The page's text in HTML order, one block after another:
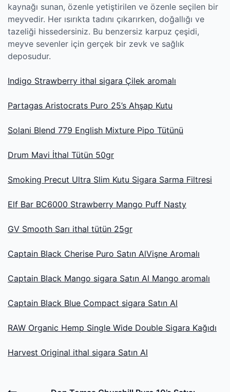
kaynağı sunan, özenle yetiştirilen ve özenle seçilen bir
meyvedir. Her ısırıkta tadını çıkarırken, doğallığı ve
tazeliği hissedersiniz. Bu benzersiz karpuz çeşidi,
meyve sevenler için gerçek bir zevk ve sağlık
deposudur.
Indigo Strawberry ithal sigara Çilek aromalı
Partagas Aristocrats Puro 25’s Ahşap Kutu
Solani Blend 779 English Mixture Pipo Tütünü
Drum Mavi İthal Tütün 50gr
Smoking Precut Ultra Slim Kutu Sigara Sarma Filtresi
Elf Bar BC6000 Strawberry Mango Puff Nasty
GV Smooth Sarı ithal tütün 25gr
Captain Black Cherise Puro Satın AlVişne Aromalı
Captain Black Mango sigara Satın Al Mango aromalı
Captain Black Blue Compact sigara Satın Al
RAW Organic Hemp Single Wide Double Sigara Kağıdı
Harvest Original ithal sigara Satın Al